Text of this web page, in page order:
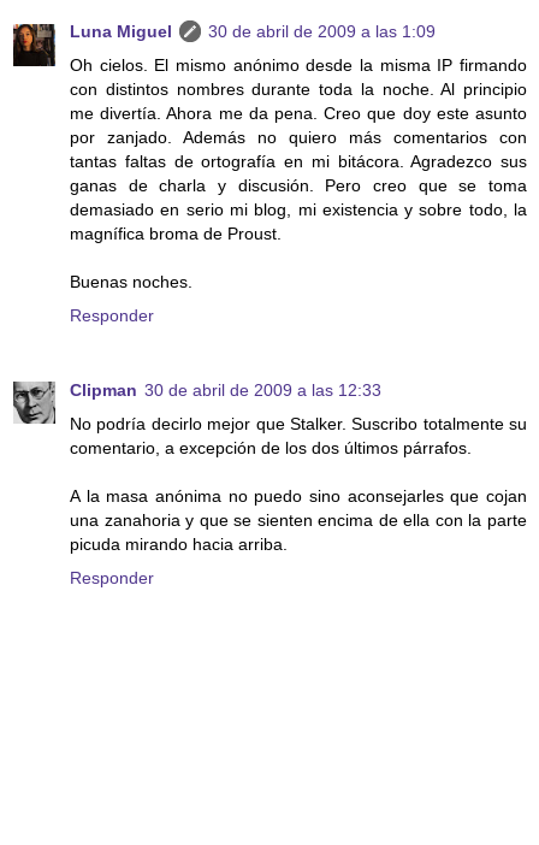
Luna Miguel
30 de abril de 2009 a las 1:09
Oh cielos. El mismo anónimo desde la misma IP firmando
con distintos nombres durante toda la noche. Al principio
me divertía. Ahora me da pena. Creo que doy este asunto
por zanjado. Además no quiero más comentarios con
tantas faltas de ortografía en mi bitácora. Agradezco sus
ganas de charla y discusión. Pero creo que se toma
demasiado en serio mi blog, mi existencia y sobre todo, la
magnífica broma de Proust.
Buenas noches.
Responder
Clipman 30 de abril de 2009 a las 12:33
No podría decirlo mejor que Stalker. Suscribo totalmente su
comentario, a excepción de los dos últimos párrafos.
A la masa anónima no puedo sino aconsejarles que cojan
una zanahoria y que se sienten encima de ella con la parte
picuda mirando hacia arriba.
Responder